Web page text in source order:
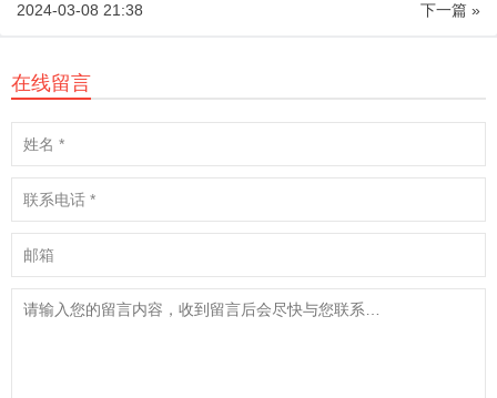
下一篇 »
2024-03-08 21:38
在线留言